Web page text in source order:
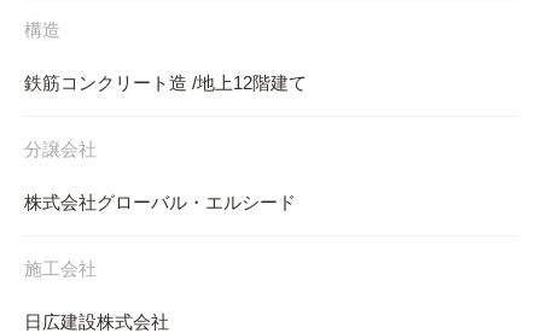
構造
鉄筋コンクリート造 /地上12階建て
分譲会社
株式会社グローバル・エルシード
施工会社
日広建設株式会社